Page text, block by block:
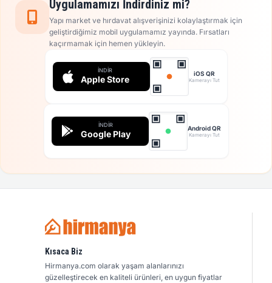
Uygulamamızı İndirdiniz mi?
Yapı market ve hırdavat alışverişinizi kolaylaştırmak için
geliştirdiğimiz mobil uygulamamız yayında. Fırsatları
kaçırmamak için hemen yükleyin.
İNDIR
Apple Store
iOS QR
Kamerayı Tut
İNDIR
Google Play
Android QR
Kamerayı Tut
Kısaca Biz
Hirmanya.com olarak yaşam alanlarınızı
güzelleştirecek en kaliteli ürünleri, en uygun fiyatlar